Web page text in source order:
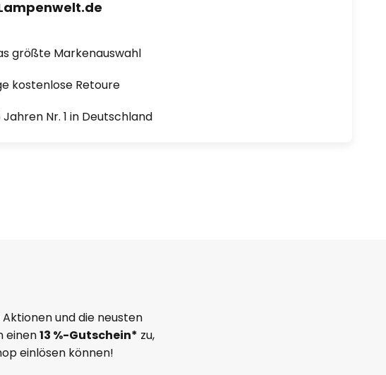
größte Markenauswahl
kostenlose Retoure
Jahren Nr. 1 in Deutschland
und die neusten
einen13 %-Gutschein* zu,
einlösen können!